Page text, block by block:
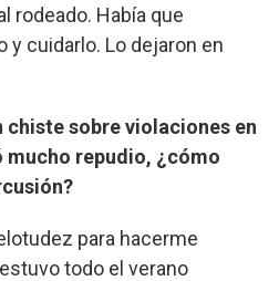
rodeado. Había que
y cuidarlo. Lo dejaron en
chiste sobre violaciones en
repudio, ¿cómo
para hacerme
todo el verano